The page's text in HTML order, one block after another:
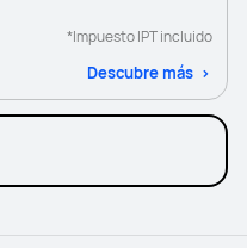
*Impuesto IPT incluido
Descubre más